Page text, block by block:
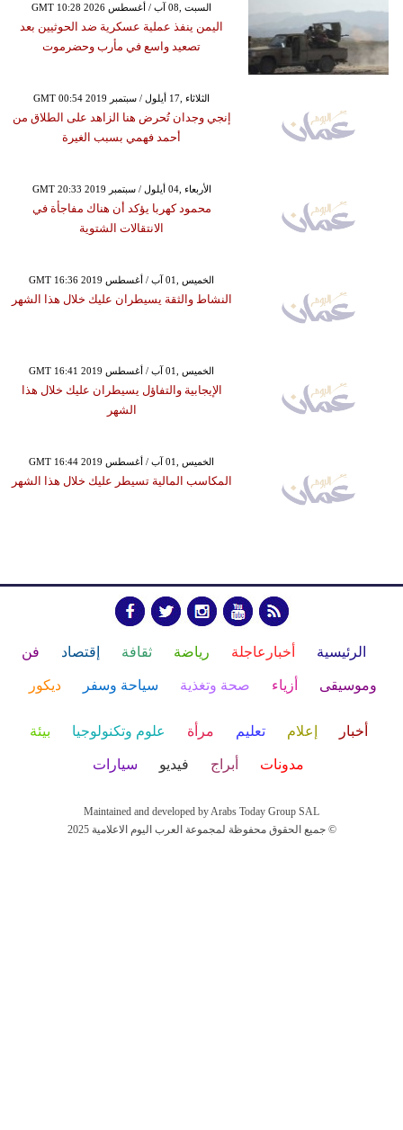
GMT 10:28 2026 السبت ,08 آب / أغسطس
اليمن ينفذ عملية عسكرية ضد الحوثيين بعد
تصعيد واسع في مأرب وحضرموت
GMT 00:54 2019 الثلاثاء ,17 أيلول / سبتمبر
إنجي وجدان تُحرض هنا الزاهد على الطلاق من
أحمد فهمي بسبب الغيرة
GMT 20:33 2019 الأربعاء ,04 أيلول / سبتمبر
محمود كهربا يؤكد أن هناك مفاجأة في
الانتقالات الشتوية
GMT 16:36 2019 الخميس ,01 آب / أغسطس
النشاط والثقة يسيطران عليك خلال هذا الشهر
GMT 16:41 2019 الخميس ,01 آب / أغسطس
الإيجابية والتفاؤل يسيطران عليك خلال هذا
الشهر
GMT 16:44 2019 الخميس ,01 آب / أغسطس
المكاسب المالية تسيطر عليك خلال هذا الشهر
الرئيسية أخبارعاجلة رياضة ثقافة إقتصاد فن
وموسيقى أزياء صحة وتغذية سياحة وسفر ديكور
أخبار إعلام تعليم مرأة علوم وتكنولوجيا بيئة
مدونات أبراج فيديو سيارات
Maintained and developed by Arabs Today Group SAL
جميع الحقوق محفوظة لمجموعة العرب اليوم الاعلامية 2025 ©